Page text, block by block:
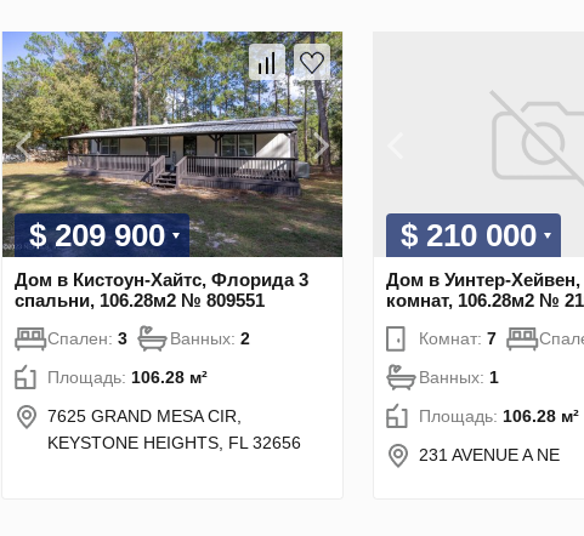
$ 209 900
Дом в Кистоун-Хайтс, Флорида 3
спальни, 106.28м2 № 809551
Спален: 3 Ванных: 2
Площадь: 106.28 м²
7625 GRAND MESA CIR,
KEYSTONE HEIGHTS, FL 32656
$ 210 000
Дом в Уинтер-
комнат, 106.28м2 №
Комнат: 7
Ванных: 1
Площадь: 106.28 м²
231 AVENUE A NE